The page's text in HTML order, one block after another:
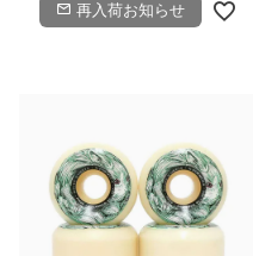
再入荷お知らせ